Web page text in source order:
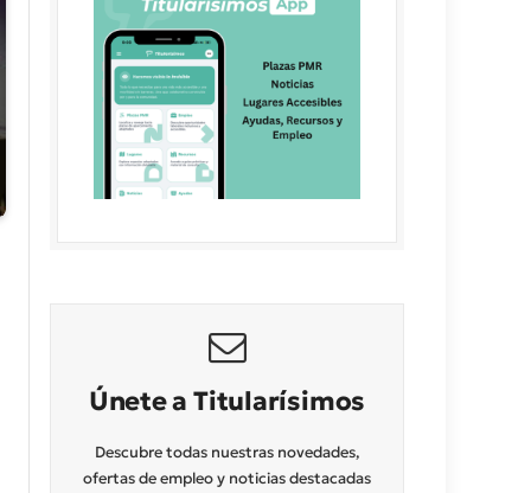
Únete a Titularísimos
Descubre todas nuestras novedades,
ofertas de empleo y noticias destacadas